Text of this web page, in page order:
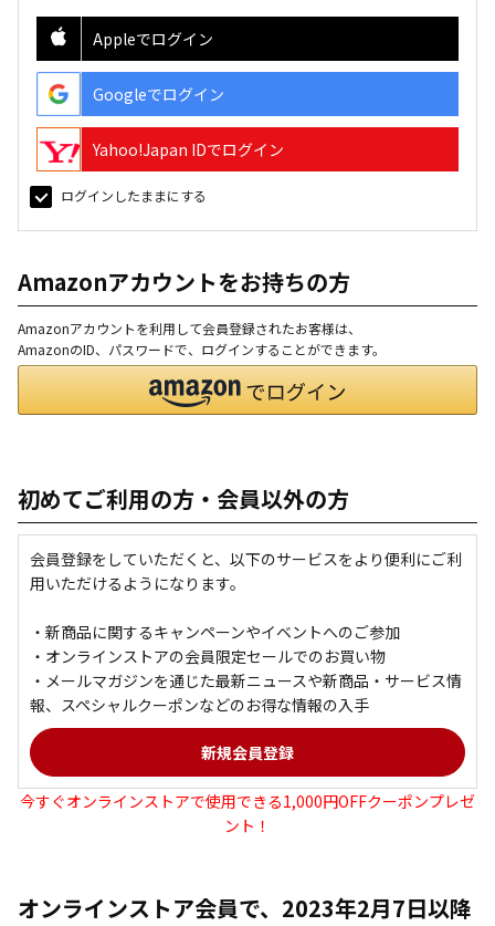
Appleでログイン
Googleでログイン
Yahoo!Japan IDでログイン
ログインしたままにする
Amazonアカウントをお持ちの方
Amazonアカウントを利用して会員登録されたお客様は、
AmazonのID、パスワードで、ログインすることができます。
初めてご利用の方・会員以外の方
会員登録をしていただくと、以下のサービスをより便利にご利
用いただけるようになります。
・新商品に関するキャンペーンやイベントへのご参加
・オンラインストアの会員限定セールでのお買い物
・メールマガジンを通じた最新ニュースや新商品・サービス情
報、スペシャルクーポンなどのお得な情報の入手
今すぐオンラインストアで使用できる1,000円OFFクーポンプレゼ
ント！
オンラインストア会員で、2023年2月7日以降